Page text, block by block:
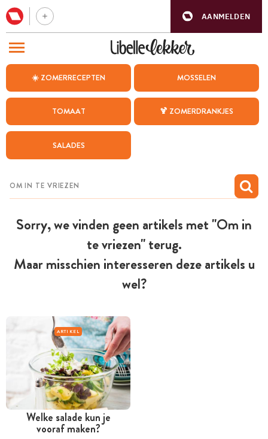
AANMELDEN
☀️ ZOMERRECEPTEN MOSSELEN
TOMAAT 🍹 ZOMERDRANKJES
SALADES
Sorry, we vinden geen artikels met "Om in
te vriezen" terug.
Maar misschien interesseren deze artikels u
wel?
ARTIKEL
Welke salade kun je
vooraf maken?
BEZOEK ONZE ANDERE WEBSITES
WEEKMENU
CHAT MET MAIA
MIJN BEWAARDE RECEPTEN